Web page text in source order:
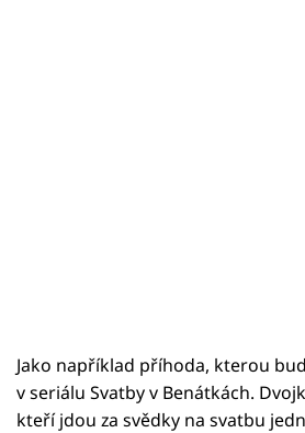
Jako například příhoda, kterou
v seriálu Svatby v Benátkách.
kteří jdou za svědky na svatbu